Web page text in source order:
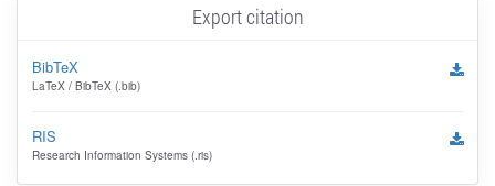
Export citation
BibTeX
LaTeX / BibTeX (.bib)
RIS
Research Information Systems (.ris)